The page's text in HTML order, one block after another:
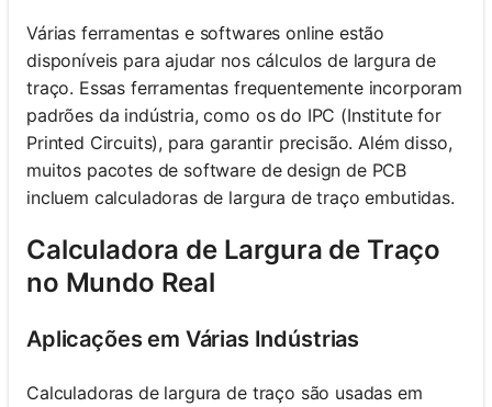
Várias ferramentas e softwares online estão
disponíveis para ajudar nos cálculos de largura de
traço. Essas ferramentas frequentemente incorporam
padrões da indústria, como os do IPC (Institute for
Printed Circuits), para garantir precisão. Além disso,
muitos pacotes de software de design de PCB
incluem calculadoras de largura de traço embutidas.
Calculadora de Largura de Traço
no Mundo Real
Aplicações em Várias Indústrias
Calculadoras de largura de traço são usadas em